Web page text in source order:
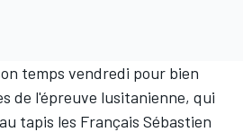
temps vendredi pour bien
de l'épreuve lusitanienne, qui
tapis les Français Sébastien